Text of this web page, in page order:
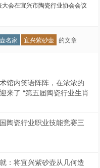
会在宜兴市陶瓷行业协会会议
名家 宜兴紫砂壶 的文章
馆内笑语阵阵，在浓浓的
来了 “第五届陶瓷行业生肖
陶瓷行业职业技能竞赛三
：将宜兴紫砂壶从几何造